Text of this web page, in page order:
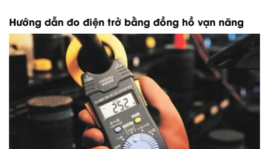
Hướng dẫn đo điện trở bằng đồng hồ vạn năng